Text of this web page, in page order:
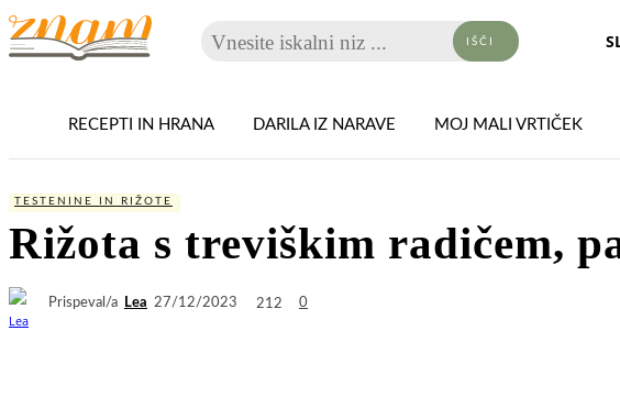
Vnesite iskalni niz ... IŠČI
RECEPTI IN HRANA DARILA IZ NARAVE MOJ MALI VRTIČEK
TESTENINE IN RIŽOTE
Rižota s treviškim radičem,
Prispeval/a Lea 27/12/2023 212 0